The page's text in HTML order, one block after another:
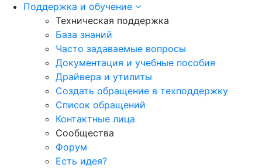
Поддержка и обучение
Техническая поддержка
База знаний
Часто задаваемые вопросы
Документация и учебные пособия
Драйвера и утилиты
Создать обращение в техподдержку
Список обращений
Контактные лица
Сообщества
Форум
Есть идея?